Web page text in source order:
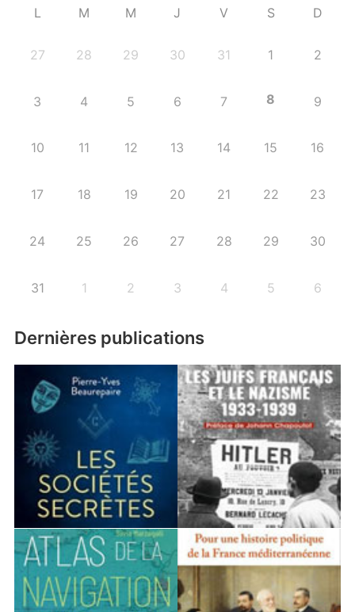
L M M J V S D
27 28 29 30 31 1 2
3 4 5 6 7 8 9
10 11 12 13 14 15 16
17 18 19 20 21 22 23
24 25 26 27 28 29 30
31 1 2 3 4 5 6
Dernières publications